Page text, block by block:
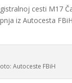
cesti M17
iz Autocesta
Autoceste FBiH